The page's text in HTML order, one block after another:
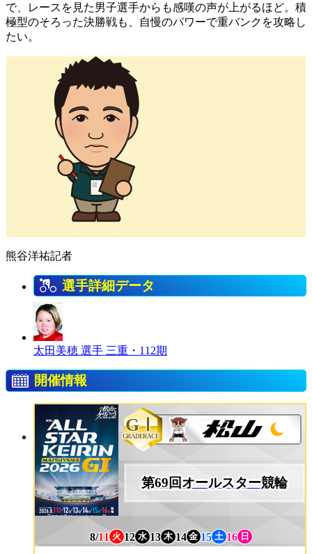
で、レースを見た男子選手からも感嘆の声が上がるほど。積
極型のそろった決勝戦も、自慢のパワーで重バンクを攻略し
たい。
熊谷洋祐記者
選手詳細データ
太田美穂 選手 三重・112期
開催情報
GⅠ
GRADERACE
第69回オールスター競輪
8/11 火 12 水 13 木 14 金 15 土 16 日